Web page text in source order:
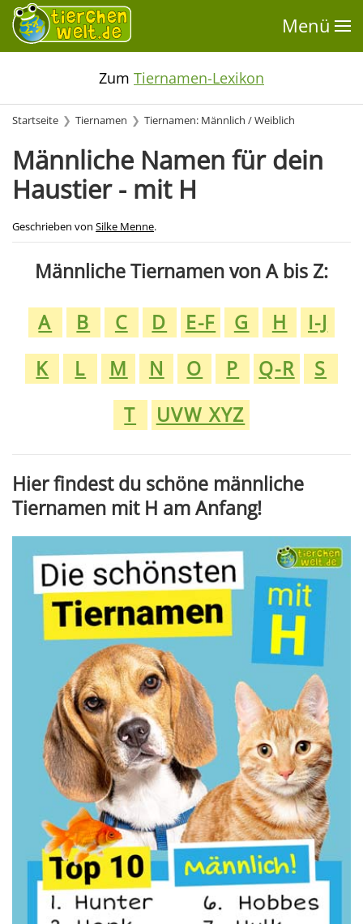
Menü
Zum Tiernamen-Lexikon
Startseite Tiernamen Tiernamen: Männlich / Weiblich
Männliche Namen für dein
Haustier - mit H
Geschrieben von Silke Menne.
Männliche Tiernamen von A bis Z:
A
B C D E-F G H
I-J
K
L M N O P Q-R
S
T
UVW XYZ
Hier findest du schöne männliche
Tiernamen mit H am Anfang!